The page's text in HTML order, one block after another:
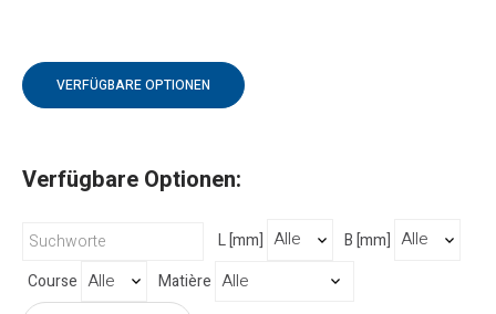
VERFÜGBARE OPTIONEN
Verfügbare Optionen:
L [mm]
B [mm]
Course
Matière